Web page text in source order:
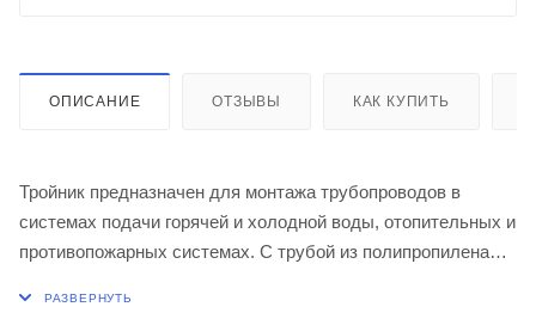
ОПИСАНИЕ ОТЗЫВЫ КАК КУПИТЬ
Тройник предназначен для монтажа трубопроводов в
системах подачи горячей и холодной воды, отопительных и
противопожарных системах. С трубой из полипропилена